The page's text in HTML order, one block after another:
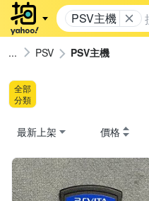
PSV主機
PSV PSV主機
全部
分類
最新上架 價格